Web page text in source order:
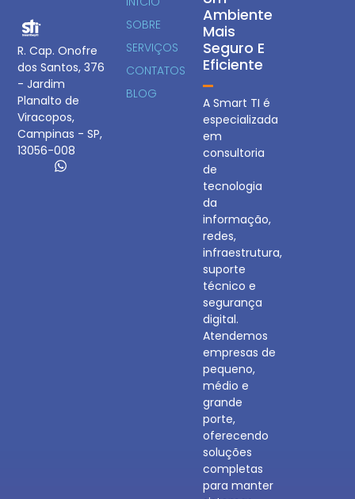
R. Cap. Onofre
dos Santos, 376
- Jardim
Planalto de
Viracopos,
Campinas - SP,
13056-008
Ambiente
Mais
Seguro E
Eficiente
A Smart TI é
especializada
em
consultoria
de
tecnologia
da
informação,
redes,
infraestrutura,
suporte
técnico e
segurança
digital.
Atendemos
empresas de
pequeno,
médio e
grande
porte,
oferecendo
soluções
completas
para manter
SOBRE
SERVIÇOS
CONTATOS
BLOG